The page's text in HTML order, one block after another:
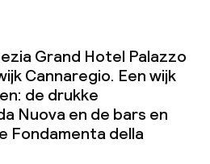
toegestaan (meer
Grand Hotel Palazzo
Cannaregio. Een wijk
de drukke
Nuova en de bars en
Fondamenta della